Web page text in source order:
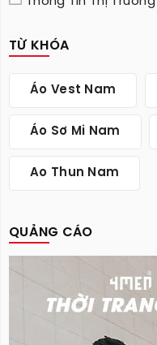
TỪ KHÓA
Áo Vest Nam
Áo Sơ Mi Nam
Ao Thun Nam
QUẢNG CÁO